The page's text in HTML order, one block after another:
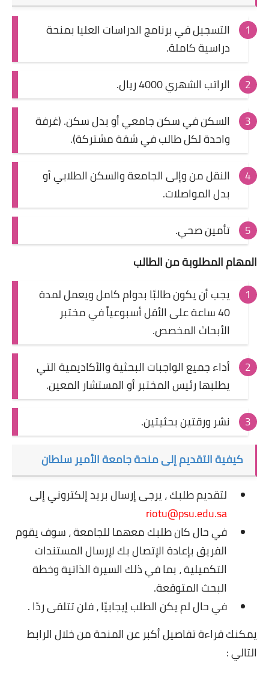
التسجيل في برنامج الدراسات العليا بمنحة
دراسية كاملة.
الراتب الشهري 4000 ريال.
السكن في سكن جامعي أو بدل سكن. (غرفة
واحدة لكل طالب في شقة مشتركة).
النقل من وإلى الجامعة والسكن الطلابي أو
بدل المواصلات.
تأمين صحي.
المهام المطلوبة من الطالب
يجب أن يكون طالبًا بدوام كامل ويعمل لمدة
40 ساعة على الأقل أسبوعياً في مختبر
الأبحاث المخصص.
أداء جميع الواجبات البحثية والأكاديمية التي
يطلبها رئيس المختبر أو المستشار المعين.
نشر ورقتين بحثيتين.
كيفية التقديم إلى منحة جامعة الأمير سلطان
لتقديم طلبك ، يرجى إرسال بريد إلكتروني إلى
riotu@psu.edu.sa
في حال كان طلبك معهما للجامعة ، سوف يقوم
الفريق بإعادة الإتصال بك لإرسال المستندات
التكميلية ، بما في ذلك السيرة الذاتية وخطة
البحث المتوقعة.
في حال لم يكن الطلب إيجابيًا ، فلن تتلقى ردًا .
يمكنك قراءة تفاصيل أكبر عن المنحة من خلال الرابط
التالي :